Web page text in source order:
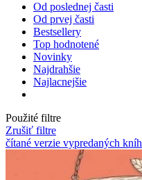
Od poslednej časti
Od prvej časti
Bestsellery
Top hodnotené
Novinky
Najdrahšie
Najlacnejšie
Použité filtre
Zrušiť filtre
čítané verzie vypredaných kníh